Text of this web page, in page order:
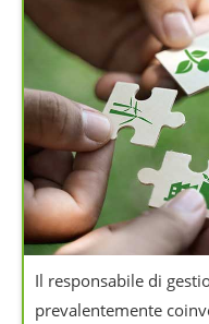
Il responsabile di
prevalentemente